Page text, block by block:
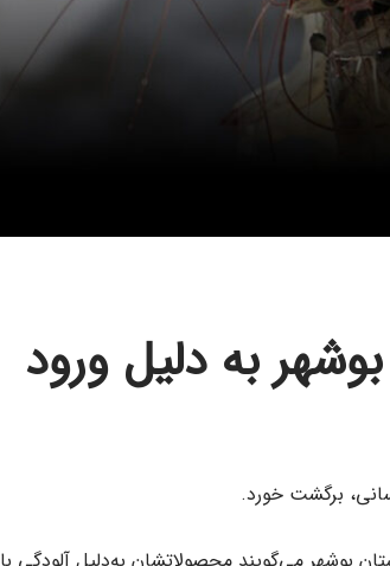
به دلیل ورود
برگشت خورد.